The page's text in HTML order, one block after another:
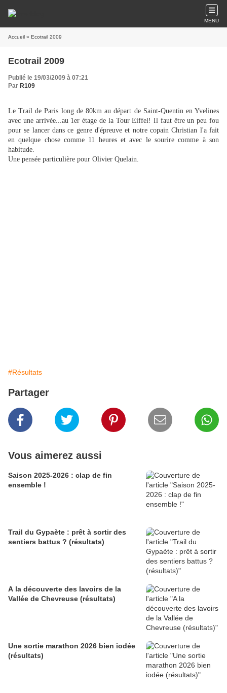
MENU
Accueil » Ecotrail 2009
Ecotrail 2009
Publié le 19/03/2009 à 07:21
Par R109
Le Trail de Paris long de 80km au départ de Saint-Quentin en Yvelines
avec une arrivée...au 1er étage de la Tour Eiffel! Il faut être un peu fou
pour se lancer dans ce genre d'épreuve et notre copain Christian l'a fait
en quelque chose comme 11 heures et avec le sourire comme à son
habitude.
Une pensée particulière pour Olivier Quelain.
#Résultats
Partager
Vous aimerez aussi
Saison 2025-2026 : clap de fin
ensemble !
Trail du Gypaète : prêt à sortir des
sentiers battus ? (résultats)
A la découverte des lavoirs de la
Vallée de Chevreuse (résultats)
Une sortie marathon 2026 bien iodée
(résultats)